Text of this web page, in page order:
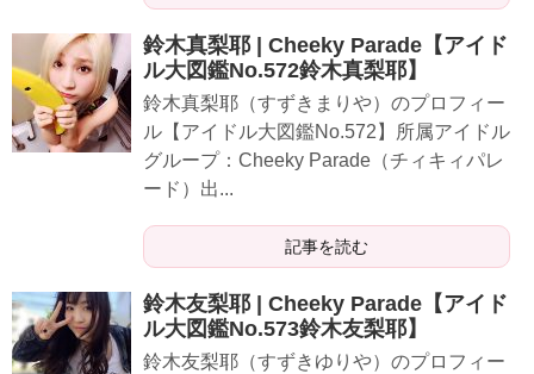
鈴木真梨耶 | Cheeky Parade【アイド
ル大図鑑No.572鈴木真梨耶】
鈴木真梨耶（すずきまりや）のプロフィー
ル【アイドル大図鑑No.572】所属アイドル
グループ：Cheeky Parade（チィキィパレ
ード）出...
記事を読む
鈴木友梨耶 | Cheeky Parade【アイド
ル大図鑑No.573鈴木友梨耶】
鈴木友梨耶（すずきゆりや）のプロフィー